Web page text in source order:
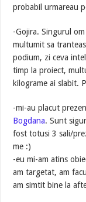
probabil urmareau
-Gojira. Singurul
multumit sa
podium, zi ceva
timp la proiect,
kilograme ai slabit.
-mi-au placut
Bogdana. Sunt
fost totusi 3 sali/
me :)
-eu mi-am atins
am targetat, am
am simtit bine la